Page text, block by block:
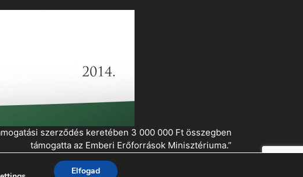
szerződés keretében 3 000 000 Ft összegben
támogatta az Emberi Erőforrások Minisztériuma.”
Elfogad